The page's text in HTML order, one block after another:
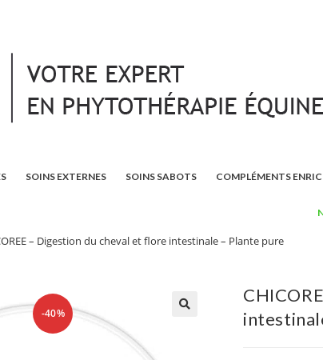
SOINS EXTERNES SOINS SABOTS COMPLÉMENTS
– Digestion du cheval et flore intestinale – Plante pure
-40%